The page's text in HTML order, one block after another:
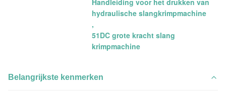
hydraulische slangkrimpmachine
,
51DC grote kracht slang
krimpmachine
Belangrijkste kenmerken